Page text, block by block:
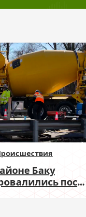
Баку